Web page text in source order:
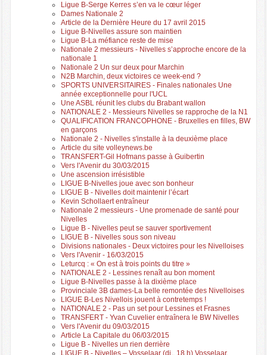
Ligue B-Serge Kerres s’en va le cœur léger
Dames Nationale 2
Article de la Dernière Heure du 17 avril 2015
Ligue B-Nivelles assure son maintien
Ligue B-La méfiance reste de mise
Nationale 2 messieurs - Nivelles s’approche encore de la
nationale 1
Nationale 2 Un sur deux pour Marchin
N2B Marchin, deux victoires ce week-end ?
SPORTS UNIVERSITAIRES - Finales nationales Une
année exceptionnelle pour l'UCL
Une ASBL réunit les clubs du Brabant wallon
NATIONALE 2 - Messieurs Nivelles se rapproche de la N1
QUALIFICATION FRANCOPHONE - Bruxelles en filles, BW
en garçons
Nationale 2 - Nivelles s'installe à la deuxième place
Article du site volleynews.be
TRANSFERT-Gil Hofmans passe à Guibertin
Vers l'Avenir du 30/03/2015
Une ascension irrésistible
LIGUE B-Nivelles joue avec son bonheur
LIGUE B - Nivelles doit maintenir l’écart
Kevin Schollaert entraîneur
Nationale 2 messieurs - Une promenade de santé pour
Nivelles
Ligue B - Nivelles peut se sauver sportivement
LIGUE B - Nivelles sous son niveau
Divisions nationales - Deux victoires pour les Nivelloises
Vers l'Avenir - 16/03/2015
Leturcq : « On est à trois points du titre »
NATIONALE 2 - Lessines renaît au bon moment
Ligue B-Nivelles passe à la dixième place
Provinciale 3B dames-La belle remontée des Nivelloises
LIGUE B-Les Nivellois jouent à contretemps !
NATIONALE 2 - Pas un set pour Lessines et Frasnes
TRANSFERT - Yvan Cuvelier entraînera le BW Nivelles
Vers l'Avenir du 09/03/2015
Article La Capitale du 06/03/2015
Ligue B - Nivelles un rien derrière
LIGUE B - Nivelles – Vosselaar (di., 18 h) Vosselaar,